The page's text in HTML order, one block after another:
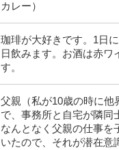
カレー）
珈琲が大好きです。1日
日飲みます。お酒は赤ワ
す。
父親（私が10歳の時に他
で、事務所と自宅が隣同
なんとなく父親の仕事を
いたので、それが潜在意